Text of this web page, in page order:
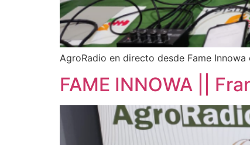
AgroRadio en directo desde Fame
FAME INNOWA ||